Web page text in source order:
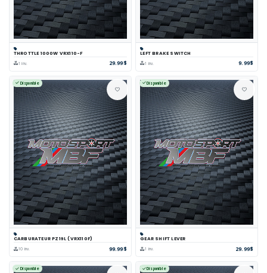
THROTTLE 1000W VRX110-F
1 inv. 29.99$
LEFT BRAKE SWITCH
1 inv. 9.99$
Disponible
CARBURATEUR PZ19L (VRX110F)
10 inv. 99.99$
Disponible
GEAR SHIFT LEVER
1 inv. 29.99$
Disponible Disponible